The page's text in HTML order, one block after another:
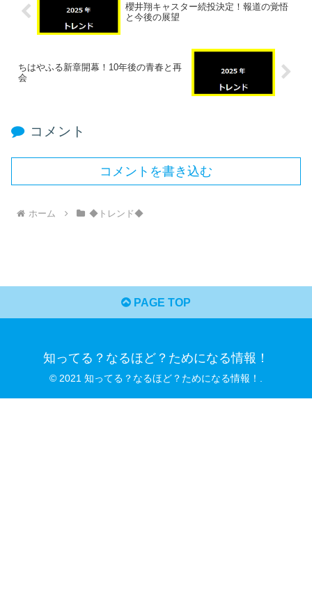
櫻井翔キャスター続投決定！報道の覚悟
と今後の展望
ちはやふる新章開幕！10年後の青春と再
会
コメント
コメントを書き込む
ホーム ◆トレンド◆
PAGE TOP
知ってる？なるほど？ためになる情報！
© 2021 知ってる？なるほど？ためになる情報！.